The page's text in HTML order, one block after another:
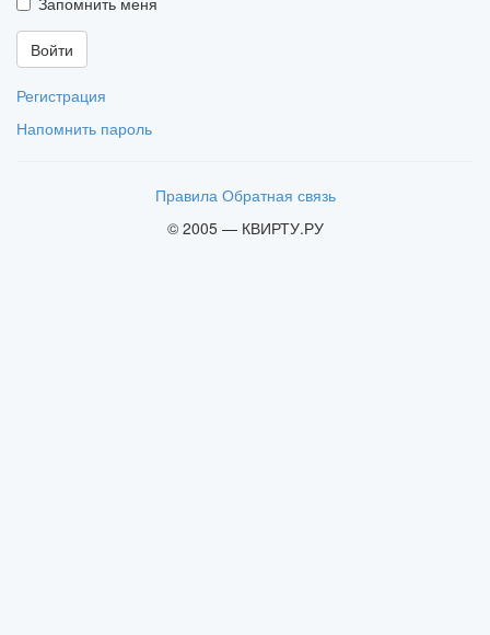
Регистрация
Напомнить пароль
Правила Обратная связь
© 2005 — КВИРТУ.РУ